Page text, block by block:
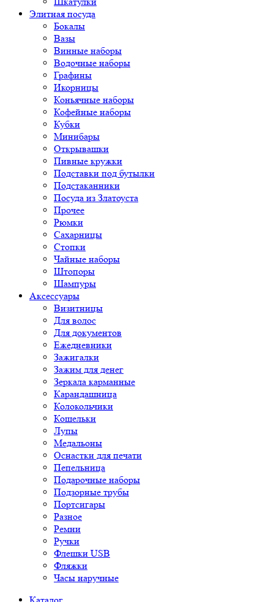
Элитная посуда
Бокалы
Вазы
Винные наборы
Водочные наборы
Графины
Икорницы
Коньячные наборы
Кофейные наборы
Кубки
Минибары
Открывашки
Пивные кружки
Подставки под бутылки
Подстаканники
Посуда из Златоуста
Прочее
Рюмки
Сахарницы
Стопки
Чайные наборы
Штопоры
Шампуры
Аксессуары
Визитницы
Для волос
Для документов
Ежедневники
Зажигалки
Зажим для денег
Зеркала карманные
Карандашница
Колокольчики
Кошельки
Лупы
Медальоны
Оснастки для печати
Пепельница
Подарочные наборы
Подзорные трубы
Портсигары
Разное
Ремни
Ручки
Флешки USB
Фляжки
Часы наручные